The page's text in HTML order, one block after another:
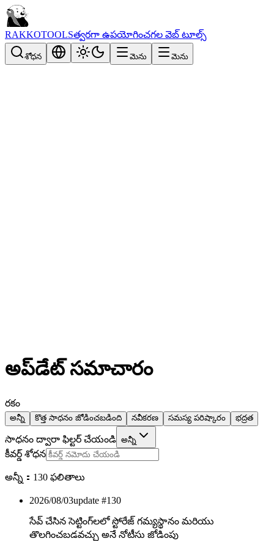
RAKKOTOOLSత్వరగా ఉపయోగించగల వెబ్ టూల్స్
శోధన మెను మెను
అప్‌డేట్ సమాచారం
రకం
అన్నీ కొత్త సాధనం జోడించబడింది నవీకరణ సమస్య పరిష్కారం భద్రత
సాధనం ద్వారా ఫిల్టర్ చేయండి అన్నీ
కీవర్డ్ శోధన
అన్నీ：130 ఫలితాలు
2026/08/03update #130
సేవ్ చేసిన సెట్టింగ్‌లలో స్టోరేజ్ గమ్యస్థానం మరియు
తొలగించబడవచ్చు అనే నోటీసు జోడింపు